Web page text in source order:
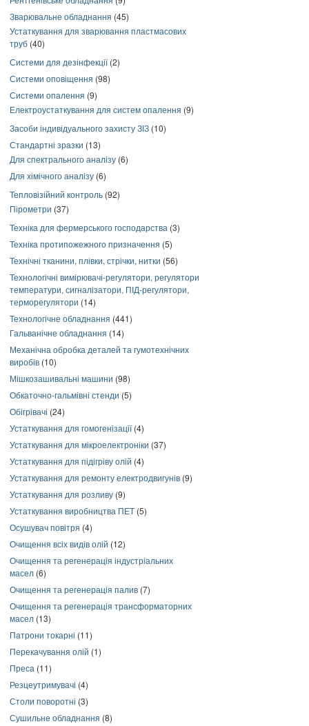
Зварювальне обладнання (45)
Устаткування для зварювання пластмасових
труб (40)
Системи для дезінфекції(2)
Системи оповіщення (98)
Системи опалення (9)
Електроустаткування для систем опалення (9)
Засоби індивідуального захисту ЗІЗ (10)
Стандартні зразки (13)
Для спектрального аналізу (6)
Для хімічного аналізу (6)
Тепловізійний контроль (92)
Пірометри (37)
Техніка для фермерського господарства (3)
Техніка протипожежного призначення (5)
Технічні тканини, плівки, стрічки, нитки (56)
Технологічні вимірювачі-регулятори, регулятори
температури, сигналізатори, ПІД-регулятори,
терморегулятори (14)
Технологічне обладнання (441)
Гальванічне обладнання (14)
Механічна обробка деталей та гумотехнічних
виробів (10)
Мішкозашивальні машини (98)
Обкаточно-гальмівні стенди (5)
Обігрівачі (24)
Устаткування для гомогенізації(4)
Устаткування для мікроелектроніки (37)
Устаткування для підігріву олій (4)
Устаткування для ремонту електродвигунів (9)
Устаткування для розливу (9)
Устаткування виробництва ПЕТ (5)
Осушувач повітря (4)
Очищення всіх видів олій (12)
Очищення та регенерація індустріальних
масел (6)
Очищення та регенерація палив (7)
Очищення та регенерація трансформаторних
масел (13)
Патрони токарні (11)
Перекачування олій (1)
Преса (11)
Резцеутримувачі (4)
Столи поворотні (3)
Сушильне обладнання (8)